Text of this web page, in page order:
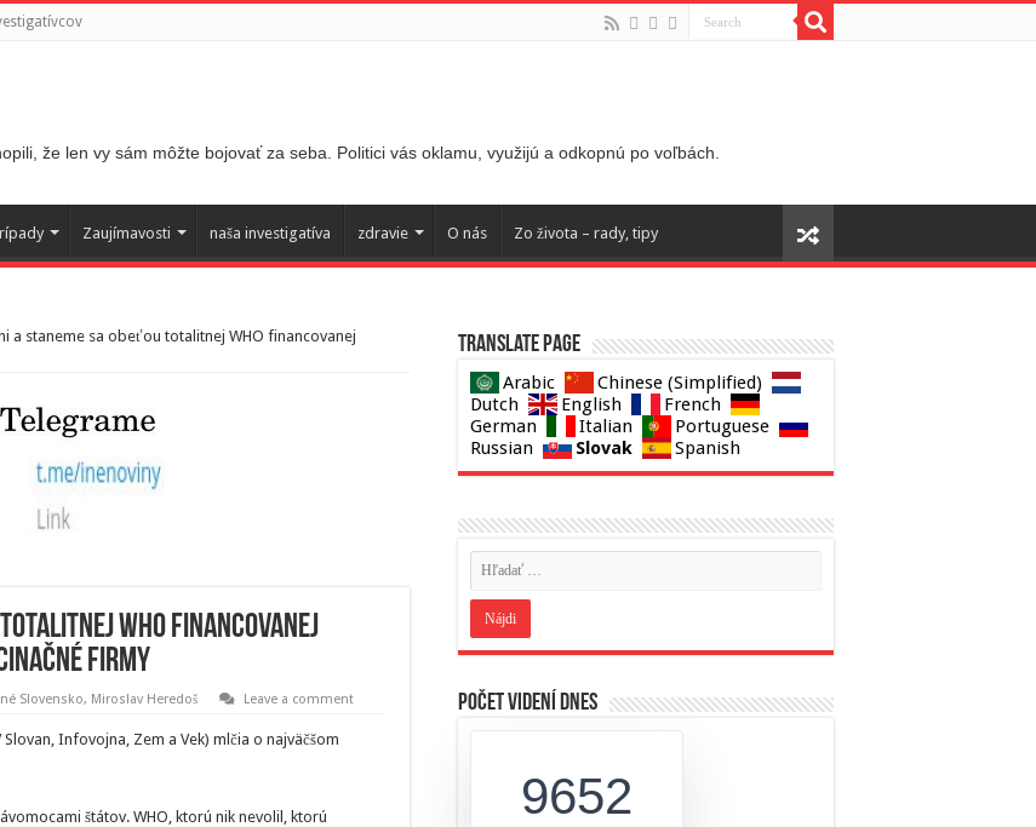
že len vy sám môžte bojovať za seba. Politici vás oklamu, využijú a odkopnú po voľbách.
Zaujímavosti naša investigatíva zdravie O nás Zo života – rady, tipy
a staneme sa obeťou totalitnej WHO financovanej
WHO financovanej
firmy
Slovensko, Miroslav Heredoš Leave a comment
Infovojna, Zem a Vek) mlčia o najväčšom
štátov. WHO, ktorú nik nevolil, ktorú
Translate page
Arabic
Chinese (Simplified)
Dutch
English
French
German
Italian
Portuguese
Russian
Slovak Spanish
Počet videní dnes
9652